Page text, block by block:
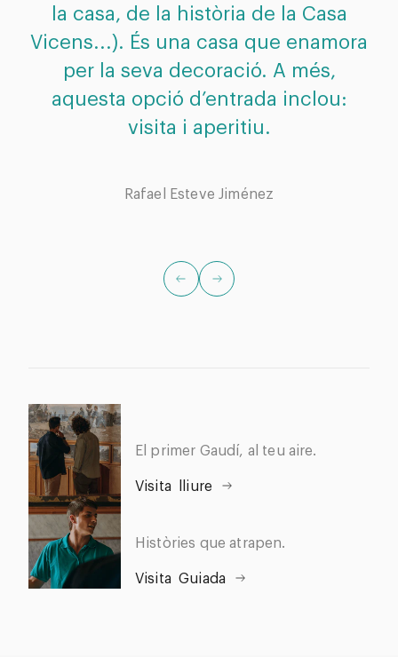
la casa, de la història de la Casa
Vicens...). És una casa que enamora
per la seva decoració. A més,
aquesta opció d’entrada inclou:
visita i aperitiu.
Rafael Esteve Jiménez
El primer Gaudí, al teu aire.
Visita lliure
Històries que atrapen.
Visita Guiada